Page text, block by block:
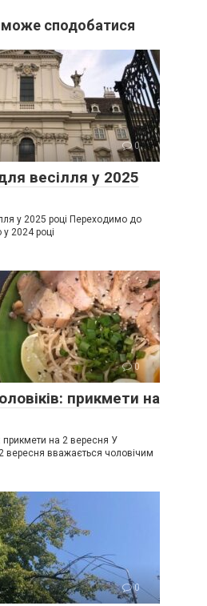
сподобатися
0
весілля у 2025
у 2025 році Переходимо до
2024 році
0
прикмети на
прикмети на 2 вересня У
вересня вважається чоловічим
0